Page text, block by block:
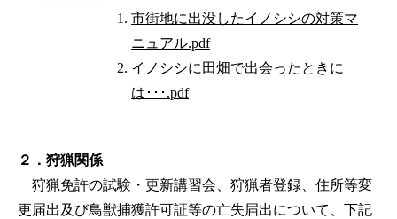
市街地に出没したイノシシの対策マ
ニュアル.pdf
イノシシに田畑で出会ったときに
は･･･.pdf
２．狩猟関係
狩猟免許の試験・更新講習会、狩猟者登録、住所等変
更届出及び鳥獣捕獲許可証等の亡失届出について、下記